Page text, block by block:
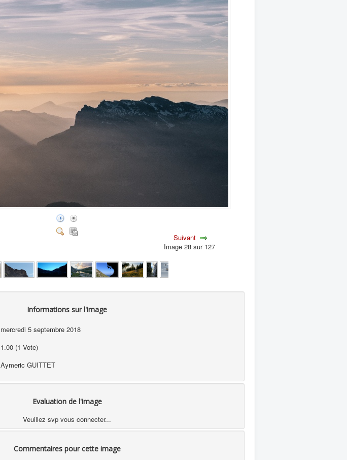
Suivant
Image 28 sur 127
Informations sur l'image
mercredi 5 septembre 2018
1.00 (1 Vote)
Aymeric GUITTET
Evaluation de l'image
Veuillez svp vous connecter...
Commentaires pour cette image